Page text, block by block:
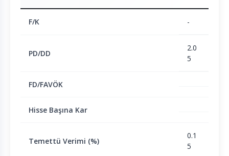
F/K -
PD/DD
2.0
5
FD/FAVÖK
Hisse Başına Kar
Temettü Verimi (%)
0.1
5